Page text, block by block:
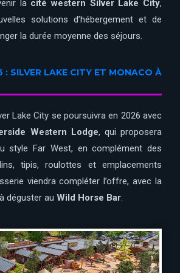
la cité western Silver Lake City,
solutions d’hébergement et de
la durée moyenne des séjours.
: SILVER LAKE CITY ET MONACO À
Lake City se poursuivra en 2026 avec
Western Lodge, qui proposera
style Far West, en complément des
tipis, roulottes et emplacements
viendra compléter l’offre, avec la
déguster au Wild Horse Bar.